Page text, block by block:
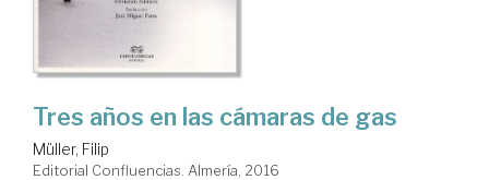
Tres años en las cámaras de gas
Müller, Filip
Editorial Confluencias. Almería, 2016